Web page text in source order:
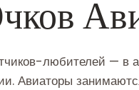
любителей — в
Авиаторы